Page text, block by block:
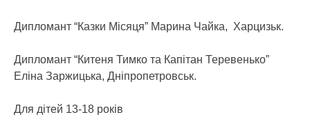
Дипломант “Казки Місяця” Марина Чайка, Харцизьк.
Дипломант “Китеня Тимко та Капітан Теревенько”
Еліна Заржицька, Дніпропетровськ.
Для дітей 13-18 років